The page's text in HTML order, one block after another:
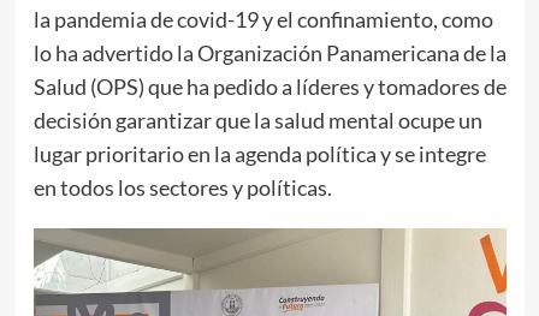
la pandemia de covid-19 y el confinamiento, como
lo ha advertido la Organización Panamericana de la
Salud (OPS) que ha pedido a líderes y tomadores de
decisión garantizar que la salud mental ocupe un
lugar prioritario en la agenda política y se integre
en todos los sectores y políticas.